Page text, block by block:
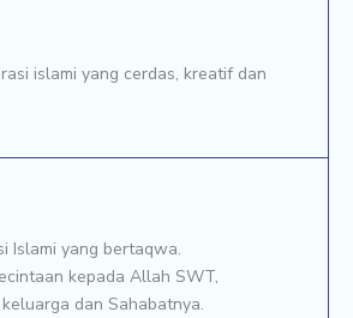
islami yang cerdas, kreatif dan
Islami yang bertaqwa.
kepada Allah SWT,
dan Sahabatnya.